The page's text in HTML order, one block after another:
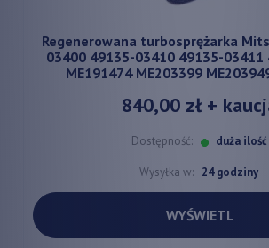
Regenerowana turbosprężarka
03400 49135-03410 49135-03411
ME191474 ME203399
840,00 zł+
Dostępność: duża ilość
Wysyłka w: 24 godziny
WYŚWIETL